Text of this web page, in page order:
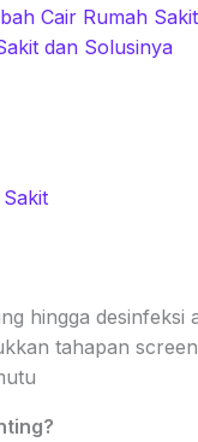
Cair Rumah Sakit
dan Solusinya
tahapan